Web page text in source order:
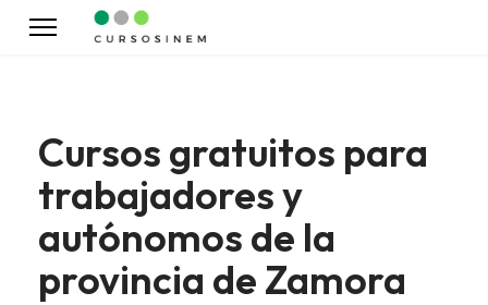
Cursos gratuitos para
trabajadores y
autónomos de la
provincia de Zamora